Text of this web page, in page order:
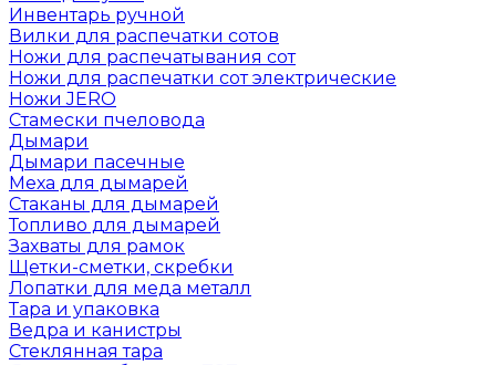
Инвентарь ручной
Вилки для распечатки сотов
Ножи для распечатывания сот
Ножи для распечатки сот электрические
Ножи JERO
Стамески пчеловода
Дымари
Дымари пасечные
Меха для дымарей
Стаканы для дымарей
Топливо для дымарей
Захваты для рамок
Щетки-сметки, скребки
Лопатки для меда металл
Тара и упаковка
Ведра и канистры
Стеклянная тара